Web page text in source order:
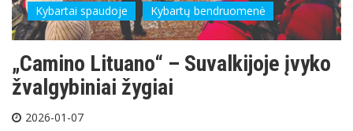
Kybartai spaudoje Kybartų bendruomenė
„Camino Lituano“ – Suvalkijoje įvyko
žvalgybiniai žygiai
2026-01-07